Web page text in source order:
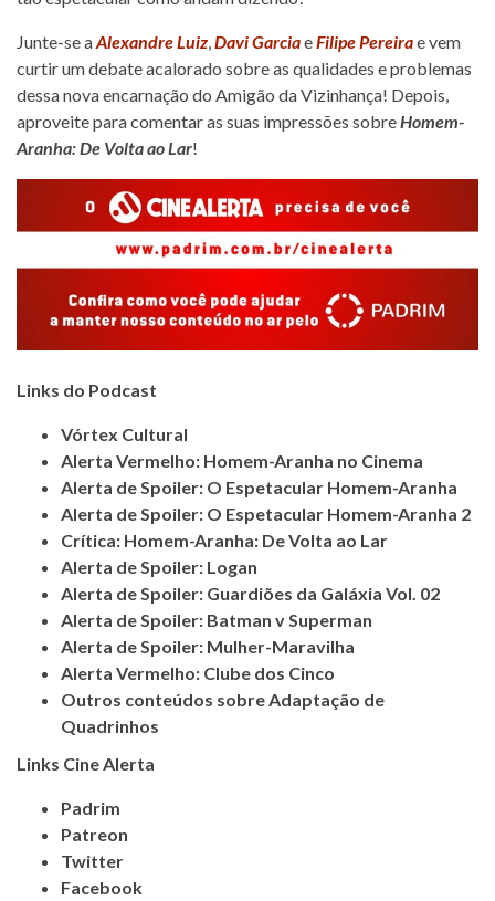
Junte-se aAlexandre Luiz,Davi GarciaeFilipe Pereirae vem
curtir um debate acalorado sobre as qualidades e problemas
dessa nova encarnação do Amigão da Vizinhança! Depois,
aproveite para comentar as suas impressões sobreHomem-
Aranha: De Volta ao Lar!
Links do Podcast
Vórtex Cultural
Alerta Vermelho: Homem-Aranha no Cinema
Alerta de Spoiler: O Espetacular Homem-Aranha
Alerta de Spoiler: O Espetacular Homem-Aranha 2
Crítica: Homem-Aranha: De Volta ao Lar
Alerta de Spoiler: Logan
Alerta de Spoiler: Guardiões da Galáxia Vol. 02
Alerta de Spoiler: Batman v Superman
Alerta de Spoiler: Mulher-Maravilha
Alerta Vermelho: Clube dos Cinco
Outros conteúdos sobre Adaptação de
Quadrinhos
Links Cine Alerta
Padrim
Patreon
Twitter
Facebook